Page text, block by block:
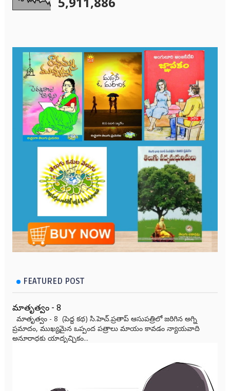
FEATURED POST
మాతృత్వం - 8
మాతృత్వం - 8 (పెద్ద కథ) సి.హెచ్.ప్రతాప్ ఆసుపత్రిలో జరిగిన అగ్ని
ప్రమాదం, ముఖ్యమైన ఒప్పంద పత్రాలు మాయం కావడం న్యాయవాది
అనూరాధకు యాదృచ్ఛికం...